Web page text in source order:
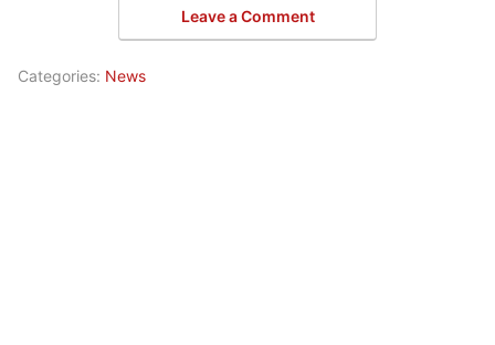
Leave a Comment
Categories: News